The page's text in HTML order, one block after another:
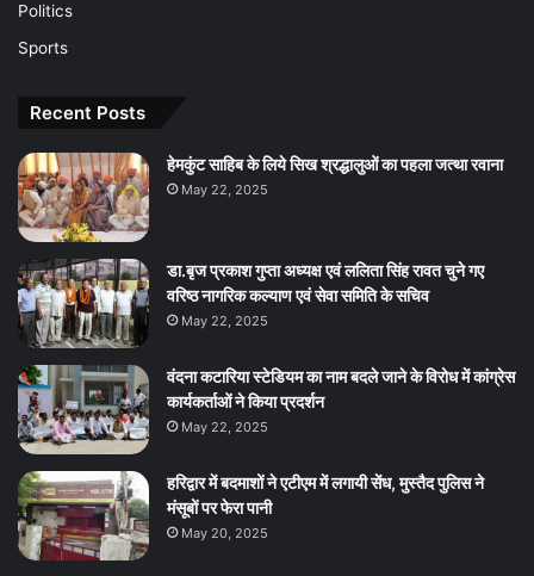
Politics
Sports
Recent Posts
हेमकुंट साहिब के लिये सिख श्रद्धालुओं का पहला जत्था रवाना
May 22, 2025
डा.बृज प्रकाश गुप्ता अध्यक्ष एवं ललिता सिंह रावत चुने गए
वरिष्ठ नागरिक कल्याण एवं सेवा समिति के सचिव
May 22, 2025
वंदना कटारिया स्टेडियम का नाम बदले जाने के विरोध में कांग्रेस
कार्यकर्ताओं ने किया प्रदर्शन
May 22, 2025
हरिद्वार में बदमाशों ने एटीएम में लगायी सेंध, मुस्तैद पुलिस ने
मंसूबों पर फेरा पानी
May 20, 2025